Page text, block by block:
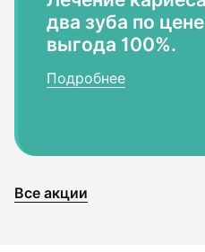
два зуба по
выгода 100%.
Подробнее
Все акции